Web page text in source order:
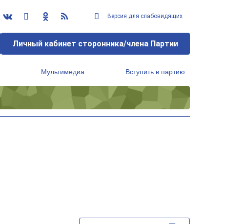
Версия для слабовидящих
Личный кабинет сторонника/члена Партии
Мультимедиа Вступить в партию